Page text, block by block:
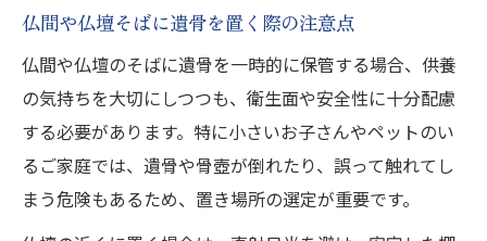
管理費負担を考慮した最適なお墓選び
お墓購入後の維持・管理計画の立て方
松戸市で安心できる遺骨保管の方法
お墓放置を防ぐための家族相談の重要性
お墓放置が招くリスクと法的対応を解説
仏間や仏壇そばに遺骨を置く際の注意点
仏間や仏壇のそばに遺骨を一時的に保管する場合、供養
の気持ちを大切にしつつも、衛生面や安全性に十分配慮
する必要があります。特に小さいお子さんやペットのい
るご家庭では、遺骨や骨壺が倒れたり、誤って触れてし
まう危険もあるため、置き場所の選定が重要です。